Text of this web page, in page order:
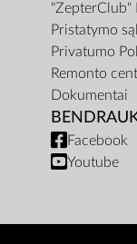
"ZepterClub"
Pristatymo
Privatumo
Remonto
Dokumentai
Facebook
Youtube